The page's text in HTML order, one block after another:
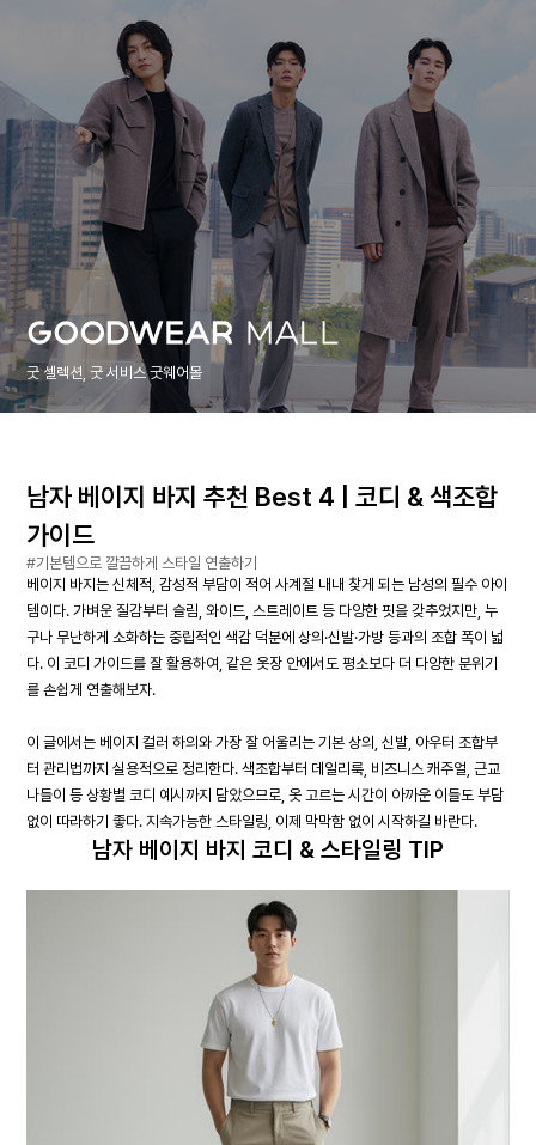
굿 셀렉션, 굿 서비스 굿웨어몰
남자 베이지 바지 추천 Best 4 | 코디 & 색조합
가이드
#기본템으로 깔끔하게 스타일 연출하기
베이지 바지는 신체적, 감성적 부담이 적어 사계절 내내 찾게 되는 남성의 필수 아이
템이다. 가벼운 질감부터 슬림, 와이드, 스트레이트 등 다양한 핏을 갖추었지만, 누
구나 무난하게 소화하는 중립적인 색감 덕분에 상의·신발·가방 등과의 조합 폭이 넓
다. 이 코디 가이드를 잘 활용하여, 같은 옷장 안에서도 평소보다 더 다양한 분위기
를 손쉽게 연출해보자.
이 글에서는 베이지 컬러 하의와 가장 잘 어울리는 기본 상의, 신발, 아우터 조합부
터 관리법까지 실용적으로 정리한다. 색조합부터 데일리룩, 비즈니스 캐주얼, 근교
나들이 등 상황별 코디 예시까지 담았으므로, 옷 고르는 시간이 아까운 이들도 부담
없이 따라하기 좋다. 지속가능한 스타일링, 이제 막막함 없이 시작하길 바란다.
남자 베이지 바지 코디 & 스타일링 TIP